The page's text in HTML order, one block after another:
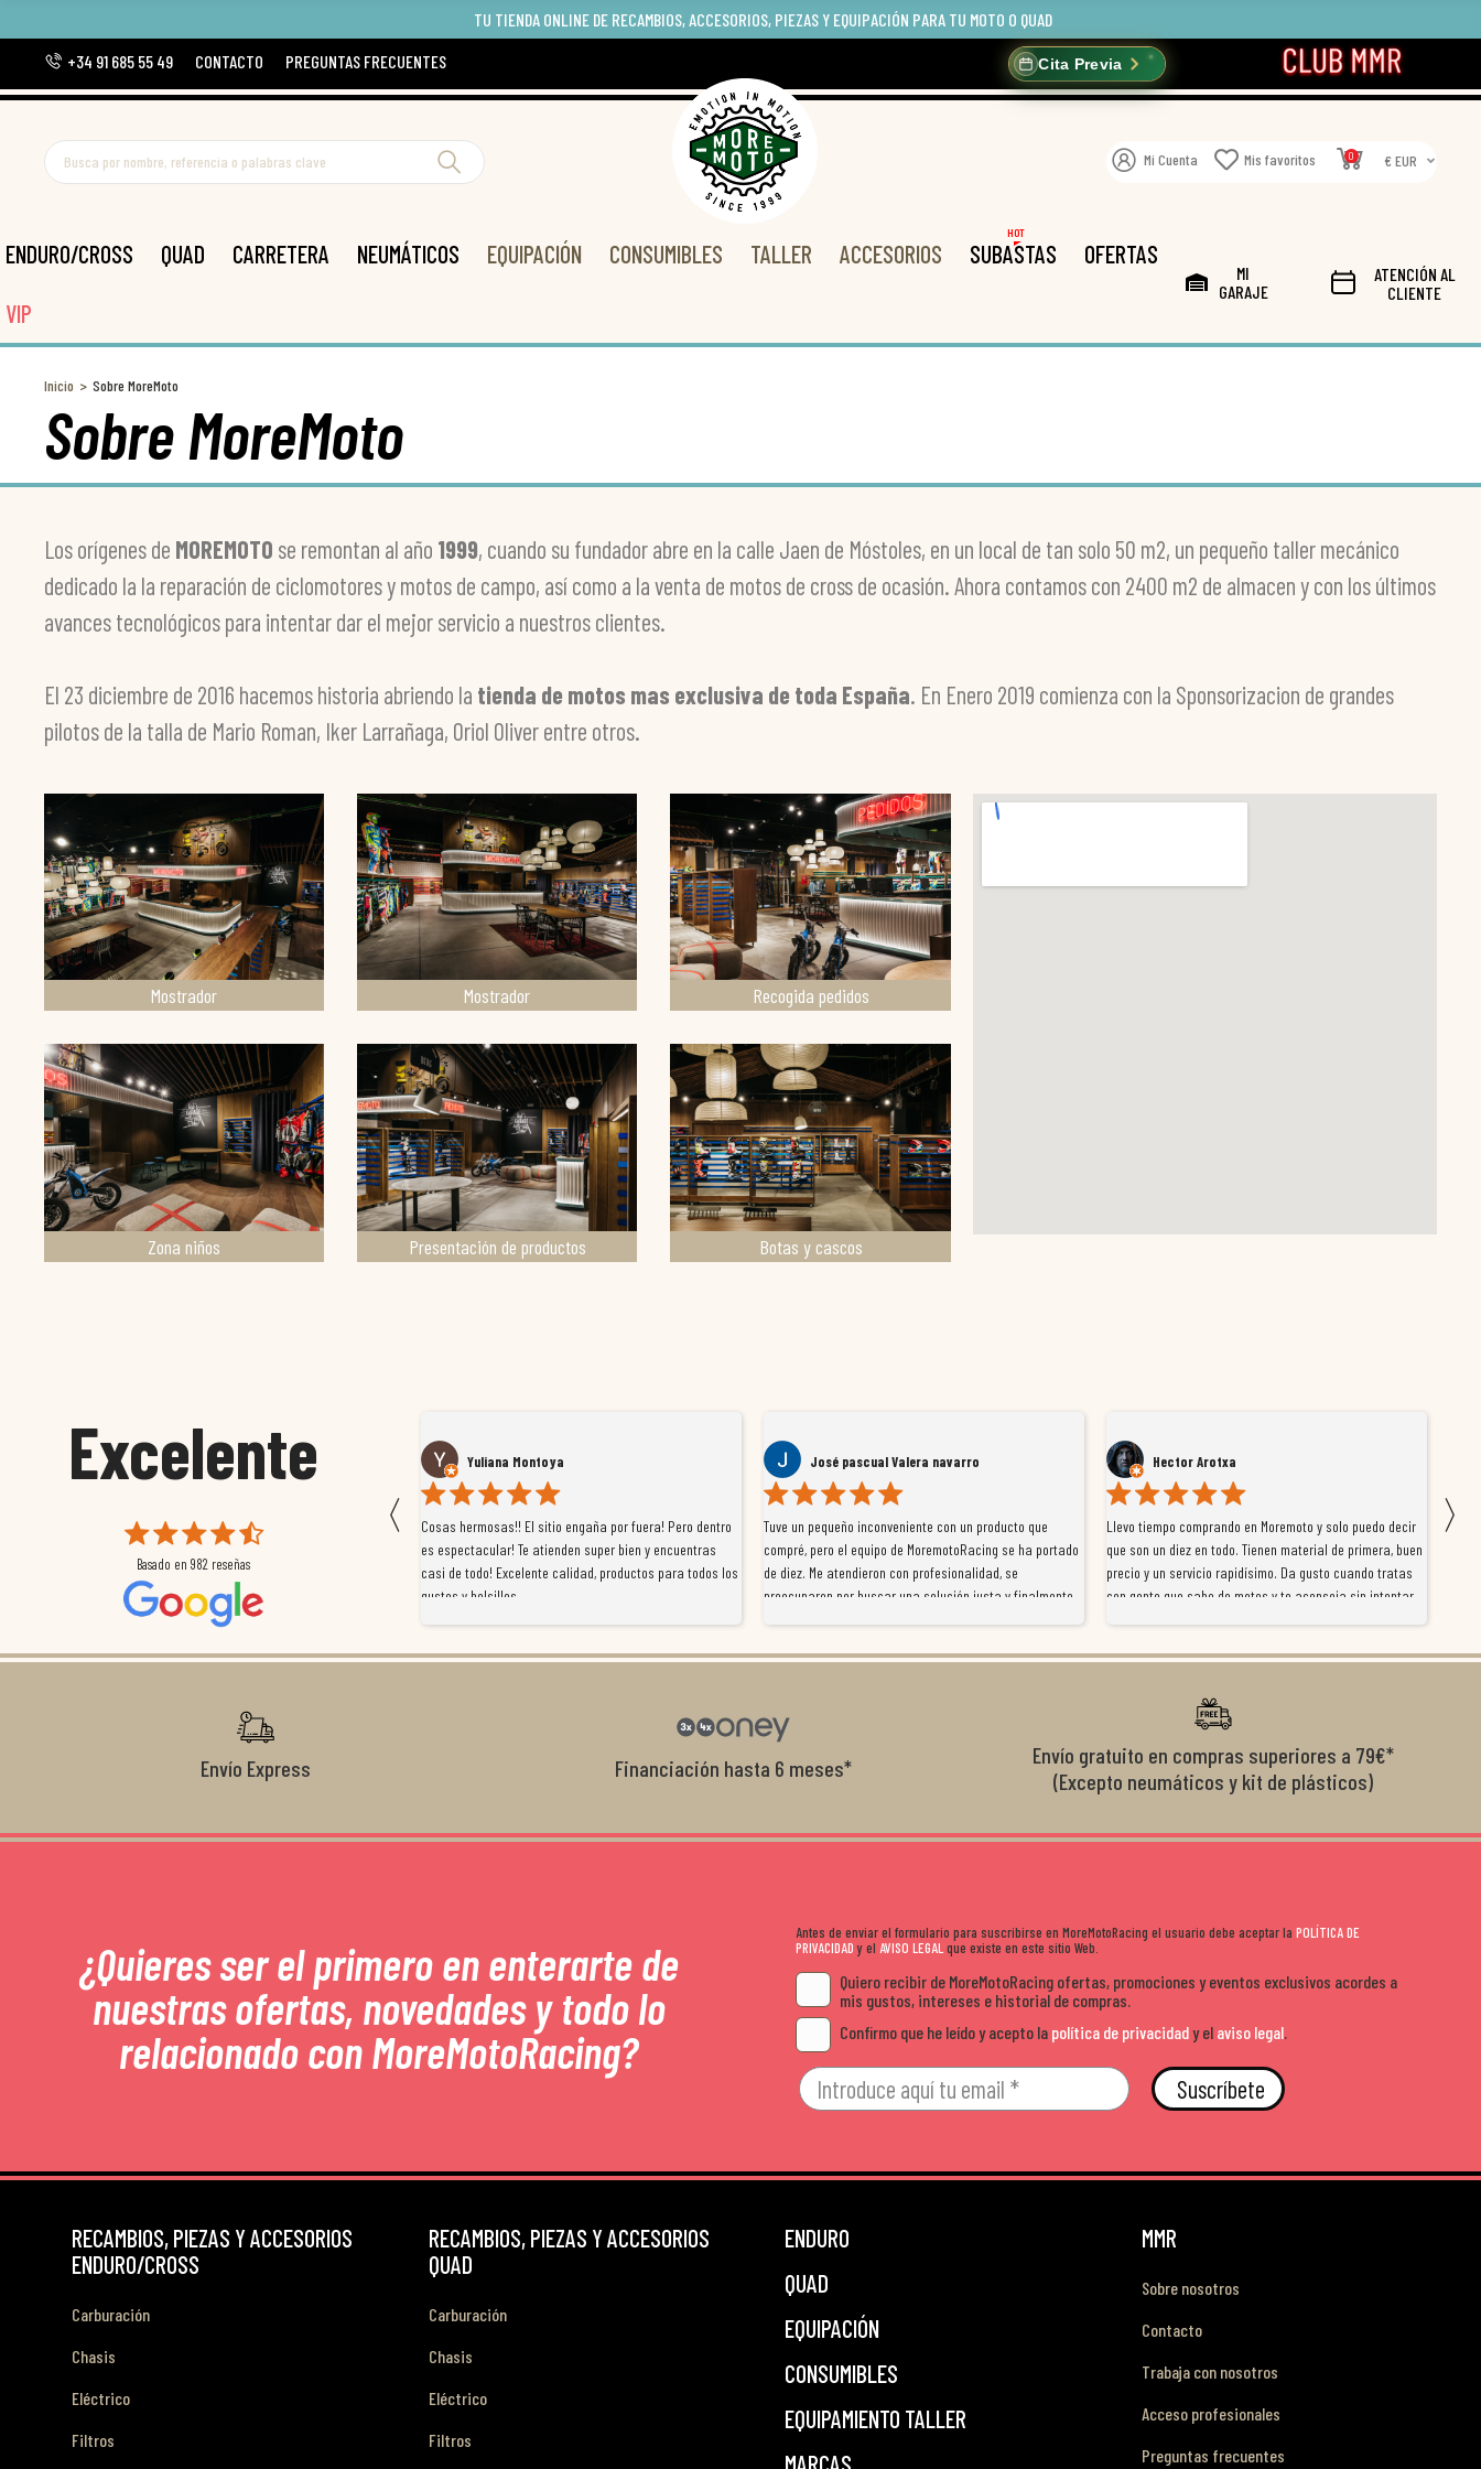
TU TIENDA ONLINE DE RECAMBIOS, ACCESORIOS, PIEZAS Y EQUIPACIÓN PARA TU MOTO O QUAD
+34 91 685 55 49
CONTACTO PREGUNTAS FRECUENTES Cita Previa
Mi Cuenta Mis favoritos 0 € EUR
ENDURO/CROSS QUAD CARRETERA NEUMÁTICOS EQUIPACIÓN CONSUMIBLES TALLER ACCESORIOS SUBASTAS
HOT
OFERTAS
VIP
MI
GARAJE
ATENCIÓN AL
CLIENTE
Inicio Sobre MoreMoto
Sobre MoreMoto
Los orígenes de MOREMOTO se remontan al año 1999, cuando su fundador abre en la calle Jaen de Móstoles, en un local de tan solo 50 m2, un pequeño taller mecánico
dedicado la la reparación de ciclomotores y motos de campo, así como a la venta de motos de cross de ocasión. Ahora contamos con 2400 m2 de almacen y con los últimos
avances tecnológicos para intentar dar el mejor servicio a nuestros clientes.
El 23 diciembre de 2016 hacemos historia abriendo la tienda de motos mas exclusiva de toda España. En Enero 2019 comienza con la Sponsorizacion de grandes
pilotos de la talla de Mario Roman, Iker Larrañaga, Oriol Oliver entre otros.
Mostrador Mostrador Recogida pedidos
Zona niños Presentación de productos Botas y cascos
Excelente
Basado en 982 reseñas
〈
Susana García Luis
Magnífica atención al cliente. Tuvimos un pequeño
retraso en el pedido y desde el minuto uno se
preocuparon por ayudarnos en todo. Gracias a Sergio,
magnífico gestor... atento, amable, un servicio de 10.
Gracias de nuevo por todo!
Yuliana Montoya
Cosas hermosas!! El sitio engaña por fuera! Pero dentro
es espectacular! Te atienden super bien y encuentras
casi de todo! Excelente calidad, productos para todos los
gustos y bolsillos
José pascual Valera navarro
Tuve un pequeño inconveniente con un producto que
compré, pero el equipo de MoremotoRacing se ha portado
de diez. Me atendieron con profesionalidad, se
preocuparon por buscar una solución justa y finalmente
con el cliente, y me ofrecieron unas condiciones de
Hector Arotxa
Llevo tiempo comprando en Moremoto y solo puedo decir
que son un diez en todo. Tienen material de primera, buen
precio y un servicio rapidísimo. Da gusto cuando tratas
con gente que sabe de motos y te aconseja sin intentar
el cliente y que disfrutan lo que hacen. Si te gusta la
sitio. Calidad, rapidez y buen rollo. ??️
años
〉
Envío Express Financiación hasta 6 meses*
Envío gratuito en compras superiores a 79€*
(Excepto neumáticos y kit de plásticos)
¿Quieres ser el primero en enterarte de
nuestras ofertas, novedades y todo lo
relacionado con MoreMotoRacing?
Antes de enviar el formulario para suscribirse en MoreMotoRacing el usuario debe aceptar la POLÍTICA DE
PRIVACIDADy el AVISO LEGALque existe en este sitio Web.
Quiero recibir de MoreMotoRacing ofertas, promociones y eventos exclusivos acordes a
mis gustos, intereses e historial de compras.
Confirmo que he leído y acepto la política de privacidady el aviso legal.
Suscríbete
RECAMBIOS, PIEZAS Y ACCESORIOS
ENDURO/CROSS
Carburación
Chasis
Eléctrico
Filtros
RECAMBIOS, PIEZAS Y ACCESORIOS
QUAD
Carburación
Chasis
Eléctrico
Filtros
ENDURO
QUAD
EQUIPACIÓN
CONSUMIBLES
EQUIPAMIENTO TALLER
MMR
Sobre nosotros
Contacto
Trabaja con nosotros
Acceso profesionales
Preguntas frecuentes